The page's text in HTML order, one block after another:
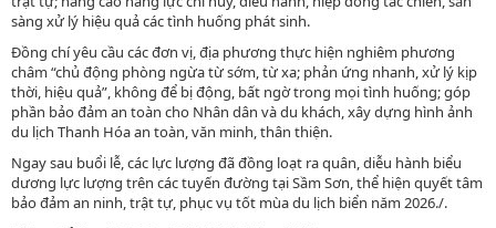
sàng xử lý hiệu quả các tình huống phát sinh.
Đồng chí yêu cầu các đơn vị, địa phương thực hiện nghiêm phương
châm “chủ động phòng ngừa từ sớm, từ xa; phản ứng nhanh, xử lý kịp
thời, hiệu quả”, không để bị động, bất ngờ trong mọi tình huống; góp
phần bảo đảm an toàn cho Nhân dân và du khách, xây dựng hình ảnh
du lịch Thanh Hóa an toàn, văn minh, thân thiện.
Ngay sau buổi lễ, các lực lượng đã đồng loạt ra quân, diễu hành biểu
dương lực lượng trên các tuyến đường tại Sầm Sơn, thể hiện quyết tâm
bảo đảm an ninh, trật tự, phục vụ tốt mùa du lịch biển năm 2026./.